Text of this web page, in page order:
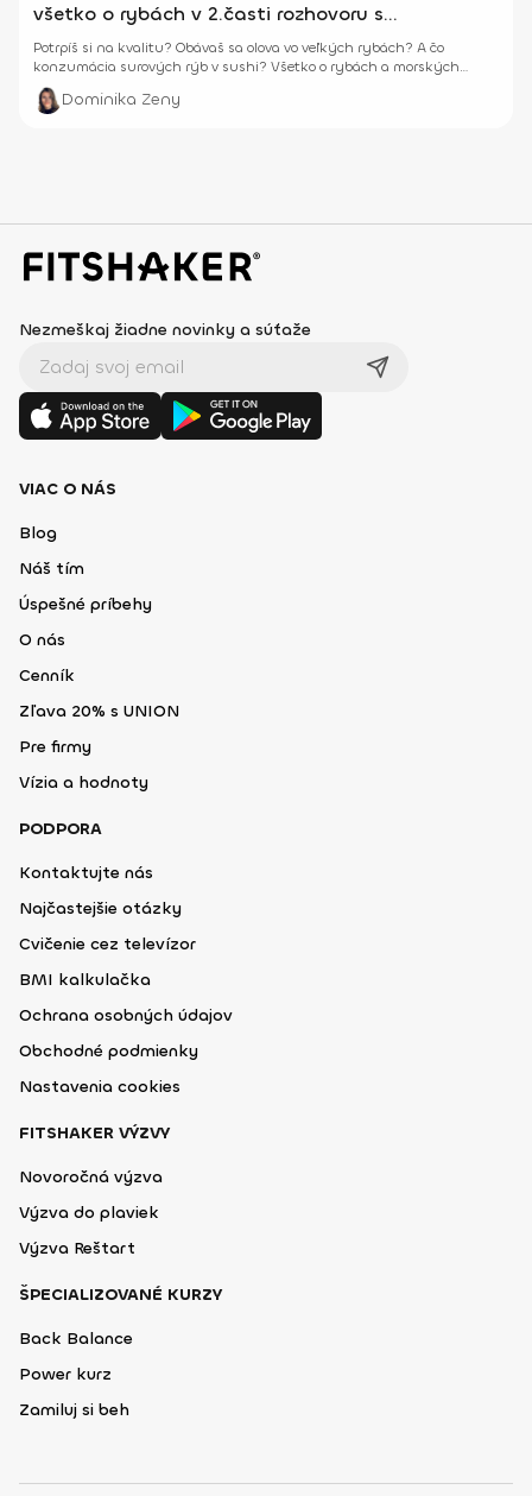
všetko o rybách v 2.časti rozhovoru s
odborníkom
Potrpíš si na kvalitu? Obávaš sa olova vo veľkých rybách? A čo
konzumácia surových rýb v sushi? Všetko o rybách a morských
plodoch v rozhovore s odborníkom.
Dominika Zeny
Nezmeškaj žiadne novinky a súťaže
VIAC O NÁS
Blog
Náš tím
Úspešné príbehy
O nás
Cenník
Zľava 20% s UNION
Pre firmy
Vízia a hodnoty
PODPORA
Kontaktujte nás
Najčastejšie otázky
Cvičenie cez televízor
BMI kalkulačka
Ochrana osobných údajov
Obchodné podmienky
Nastavenia cookies
FITSHAKER VÝZVY
Novoročná výzva
Výzva do plaviek
Výzva Reštart
ŠPECIALIZOVANÉ KURZY
Back Balance
Power kurz
Zamiluj si beh